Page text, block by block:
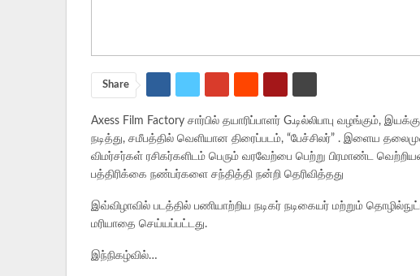
Share
Axess Film Factory சார்பில் தயாரிப்பாளர் G.டில்லிபாபு வழங்கும்,
நடித்து, சமீபத்தில் வெளியான திரைப்படம், “பேச்சிலர்” . இளைய
விமர்சர்கள் ரசிகர்களிடம் பெரும் வரவேற்பை பெற்று பிரமாண்ட
பத்திரிக்கை நண்பர்களை சந்தித்தி நன்றி தெரிவித்தது
இவ்விழாவில் படத்தில் பணியாற்றிய நடிகர் நடிகையர் மற்றும்
மரியாதை செய்யப்பட்டது.
இந்நிகழ்வில்…